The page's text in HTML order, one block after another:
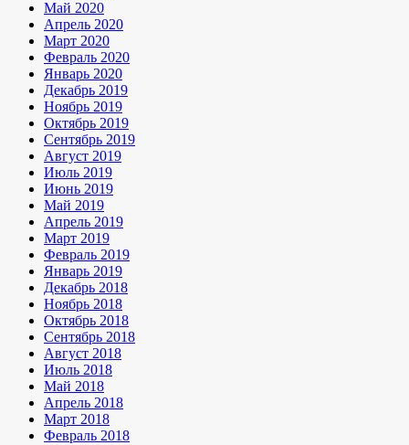
Май 2020
Апрель 2020
Март 2020
Февраль 2020
Январь 2020
Декабрь 2019
Ноябрь 2019
Октябрь 2019
Сентябрь 2019
Август 2019
Июль 2019
Июнь 2019
Май 2019
Апрель 2019
Март 2019
Февраль 2019
Январь 2019
Декабрь 2018
Ноябрь 2018
Октябрь 2018
Сентябрь 2018
Август 2018
Июль 2018
Май 2018
Апрель 2018
Март 2018
Февраль 2018